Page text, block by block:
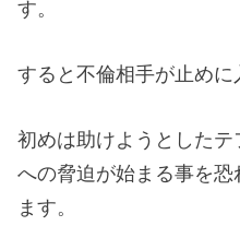
す。
すると不倫相手が止めに
初めは助けようとした
への脅迫が始まる事を
ます。